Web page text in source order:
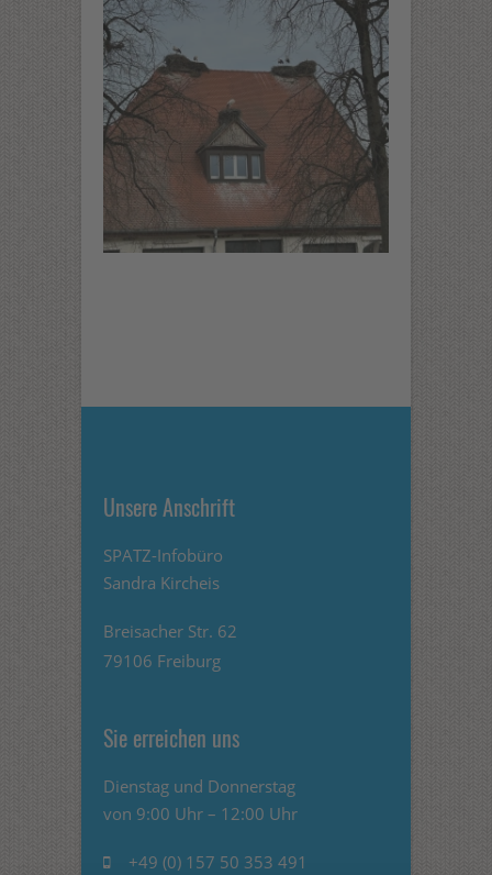
Unsere Anschrift
SPATZ-Infobüro
Sandra Kircheis
Breisacher Str. 62
79106 Freiburg
Sie erreichen uns
Dienstag und Donnerstag
von 9:00 Uhr – 12:00 Uhr
+49 (0) 157 50 353 491